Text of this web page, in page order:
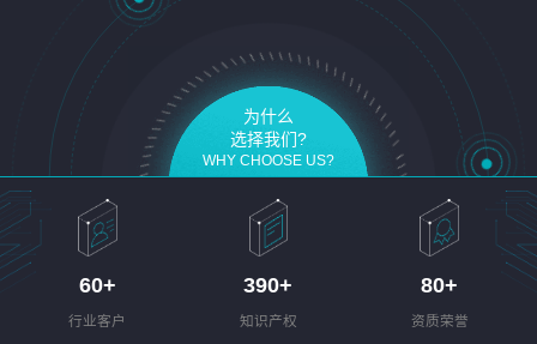
为什么
选择我们?
WHY CHOOSE US?
60+
行业客户
390+
知识产权
80+
资质荣誉